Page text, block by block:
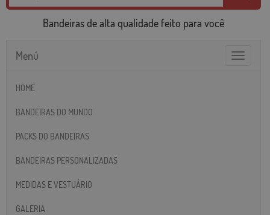
Bandeiras de alta qualidade feito para você
Toggle
Menú
HOME
BANDEIRAS DO MUNDO
PACKS DO BANDEIRAS
BANDEIRAS PERSONALIZADAS
MEDIDAS E VESTUÁRIO
GALERIA